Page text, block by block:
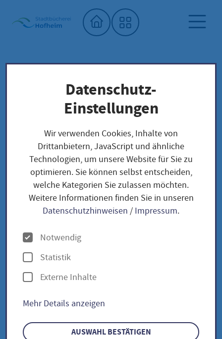
Startseite"
Stadtbücherei
Saatgutbibliothek
Unser Saatgut: Aussaat - Ernte -
Samengewinnung
Kräuter und Blumen
BLUMEN
Türkischer Mohn / Papaver orientale
Türkischer Mohn /
Papaver orientale
Türkischer Mohn / Papaver
orientale
Datenschutz-
Einstellungen
Wir verwenden Cookies, Inhalte von
Drittanbietern, JavaScript und ähnliche
Technologien, um unsere Website für Sie zu
optimieren. Sie können selbst entscheiden,
welche Kategorien Sie zulassen möchten.
Weitere Informationen finden Sie in unseren
Datenschutzhinweisen / Impressum.
O
p
t
i
e
Notwendig
Statistik
Externe Inhalte
Mehr Details anzeigen
AUSWAHL BESTÄTIGEN